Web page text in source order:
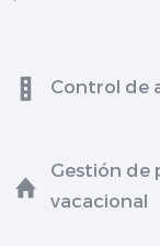
Control de
Gestión de
vacacional